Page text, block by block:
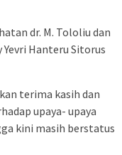
dr. M. Tololiu dan
Hanteru Sitorus
terima kasih dan
upaya- upaya
kini masih berstatus